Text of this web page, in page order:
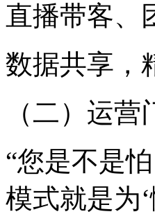
直播带客、
数据共享，
（二）运
“您是不是
模式就是为